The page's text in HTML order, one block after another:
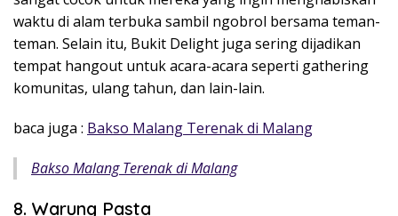
waktu di alam terbuka sambil ngobrol bersama teman-
teman. Selain itu, Bukit Delight juga sering dijadikan
tempat hangout untuk acara-acara seperti gathering
komunitas, ulang tahun, dan lain-lain.
baca juga : Bakso Malang Terenak di Malang
Bakso Malang Terenak di Malang
8. Warung Pasta